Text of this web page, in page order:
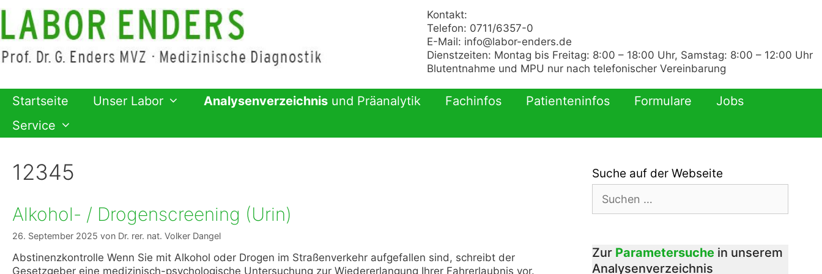
Zum
Inhalt
springen
Kontakt:
Telefon: 0711/6357-0
E-Mail: info@labor-enders.de
Dienstzeiten: Montag bis Freitag: 8:00 – 18:00 Uhr, Samstag: 8:00 – 12:00 Uhr
Blutentnahme und MPU nur nach telefonischer Vereinbarung
Startseite Unser Labor Analysenverzeichnis und Präanalytik Fachinfos Patienteninfos Formulare
Jobs
Service
12345
Alkohol- / Drogenscreening (Urin)
26. September 2025 von Dr. rer. nat. Volker Dangel
Abstinenzkontrolle Wenn Sie mit Alkohol oder Drogen im Straßenverkehr aufgefallen sind, schreibt der
Gesetzgeber eine medizinisch-psychologische Untersuchung zur Wiedererlangung Ihrer Fahrerlaubnis vor.
Suche auf der Webseite
nach:
Zur Parametersuchein unserem
Analysenverzeichnis